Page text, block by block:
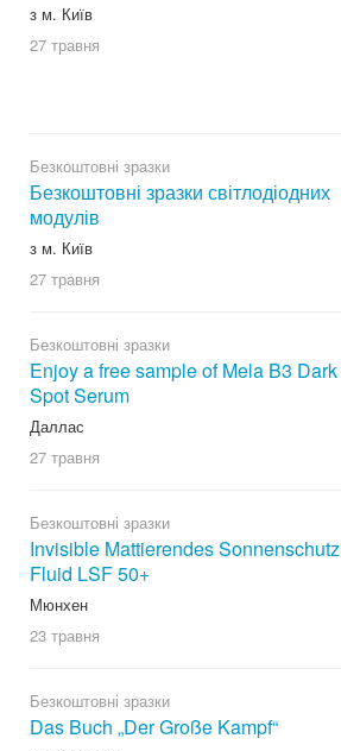
з м. Київ
27 травня
Безкоштовні зразки
Безкоштовні зразки світлодіодних
модулів
з м. Київ
27 травня
Безкоштовні зразки
Enjoy a free sample of Mela B3 Dark
Spot Serum
Даллас
27 травня
Безкоштовні зразки
Invisible Mattierendes Sonnenschutz
Fluid LSF 50+
Мюнхен
23 травня
Безкоштовні зразки
Das Buch „Der Große Kampf“